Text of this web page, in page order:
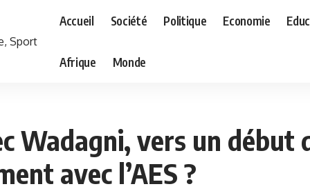
Accueil Société Politique Economie
Afrique Monde
Wadagni, vers un début
avec l’AES ?